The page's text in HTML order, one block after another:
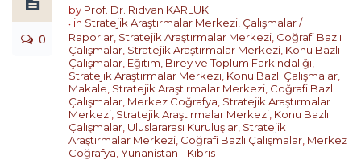
0
by Prof. Dr. Rıdvan KARLUK
in Stratejik Araştırmalar Merkezi Çalışmalar /
Raporlar Stratejik Araştırmalar Merkezi Coğrafi Bazlı
Çalışmalar Stratejik Araştırmalar Merkezi Konu Bazlı
Çalışmalar Eğitim, Birey ve Toplum Farkındalığı
Stratejik Araştırmalar Merkezi Konu Bazlı Çalışmalar
Makale Stratejik Araştırmalar Merkezi Coğrafi Bazlı
Çalışmalar Merkez Coğrafya Stratejik Araştırmalar
Merkezi Stratejik Araştırmalar Merkezi Konu Bazlı
Çalışmalar Uluslararası Kuruluşlar Stratejik
Araştırmalar Merkezi Coğrafi Bazlı Çalışmalar Merkez
Coğrafya Yunanistan - Kıbrıs